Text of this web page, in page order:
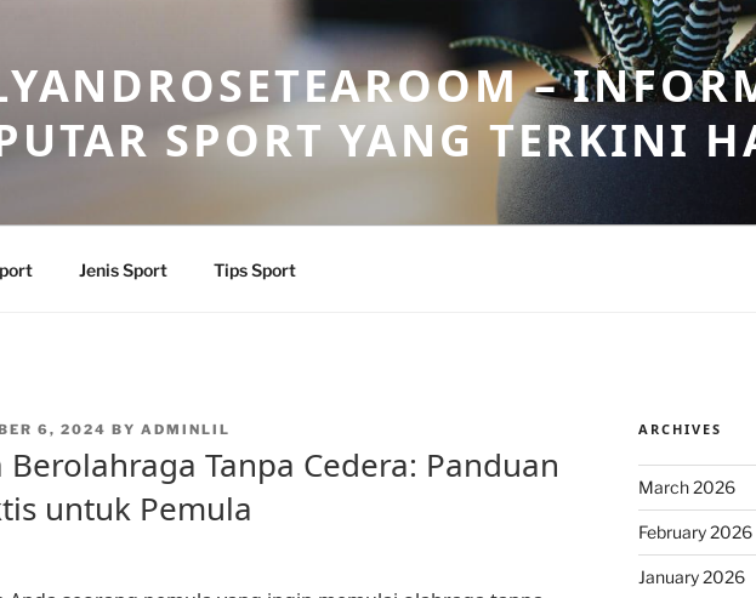
–
SPORT YANG TERKINI
Jenis Sport Tips Sport
6, 2024 BY ADMINLIL
Berolahraga Tanpa Cedera: Panduan
untuk Pemula
ARCHIVES
March 2026
February 2026
January 2026